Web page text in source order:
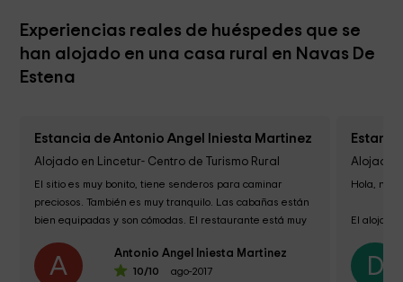
Experiencias reales de huéspedes que se
han alojado en una casa rural en Navas De
Estena
Estancia de Antonio Angel Iniesta Martinez
Alojado en Lincetur- Centro de Turismo Rural
El sitio es muy bonito, tiene senderos para caminar
preciosos. También es muy tranquilo. Las cabañas están
bien equipadas y son cómodas. El restaurante está muy
A Antonio Angel Iniesta Martinez
10/10 ago-2017
Alojado
Hola,
El
Piscina
D